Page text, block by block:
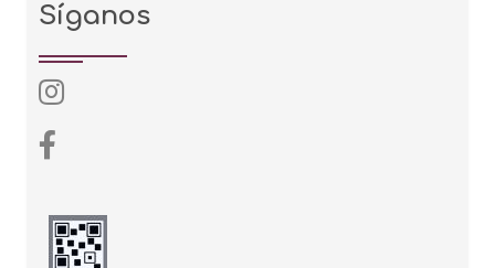
Síganos